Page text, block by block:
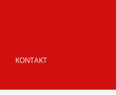
KONTAKT